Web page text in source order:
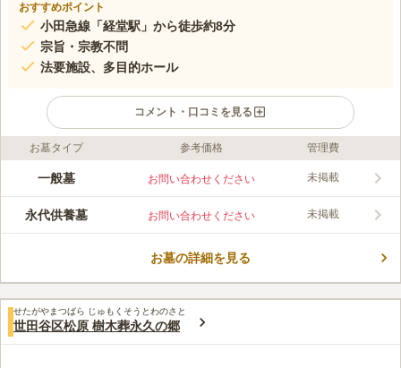
おすすめポイント
小田急線「経堂駅」から徒歩約8分
宗旨・宗教不問
法要施設、多目的ホール
コメント・口コミを見る
ライフドット編集部のコメント
即法寺は浄土真宗の大谷派の寺院で、法照山と号します。本堂に
納骨堂です。 小田急線「経堂駅」から徒歩約8分、東急世田谷線
「松原駅」より徒歩約8分とアクセス良好です。また駐車場も完
れていて、天候に左右されずいつでも清潔な空間を提供していま
この霊園はまだ誰からも評価されていません。
お墓タイプ 参考価格 管理費
一般墓 お問い合わせください 未掲載
永代供養墓 お問い合わせください 未掲載
お墓の詳細を見る
せたがやまつばら じゅもくそうとわのさと
世田谷区松原 樹木葬永久の郷